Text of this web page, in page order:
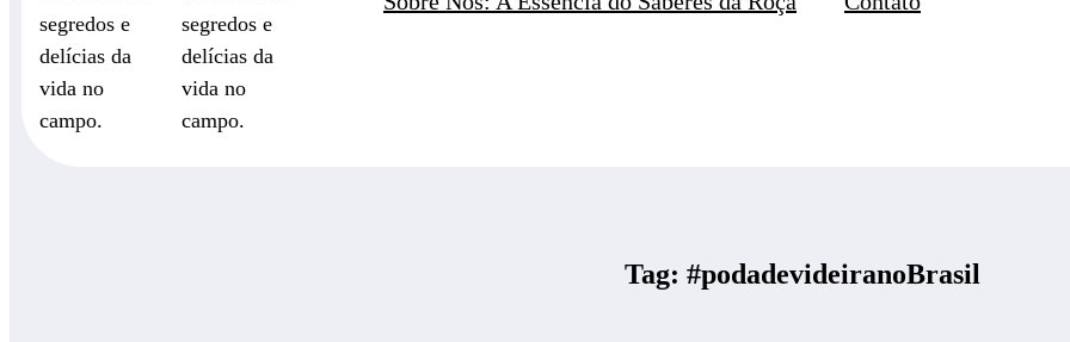
segredos e
delícias da
vida no
campo.
segredos e
delícias da
vida no
campo.
#podadevideiranoBrasil
Tag: #podadevideiranoBrasil